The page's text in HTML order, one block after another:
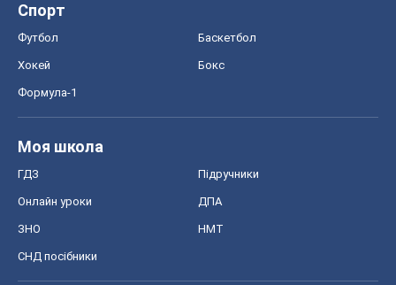
Спорт
Футбол Баскетбол
Хокей Бокс
Формула-1
Моя школа
ГДЗ Підручники
Онлайн уроки ДПА
ЗНО НМТ
СНД посібники